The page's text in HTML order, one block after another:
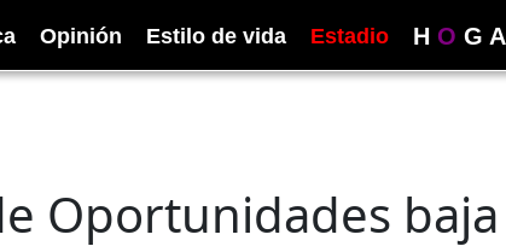
Opinión Estilo de vida Estadio H O G A
Oportunidades baja